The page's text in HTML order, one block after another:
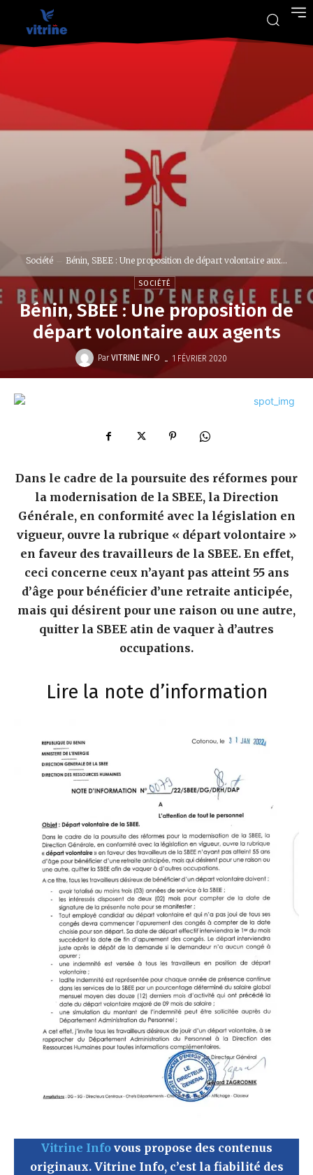
Société Bénin, SBEE : Une proposition de départ volontaire aux...
SOCIÉTÉ
Bénin, SBEE : Une proposition de
départ volontaire aux agents
Par VITRINE INFO - 1 FÉVRIER 2020
Dans le cadre de la poursuite des réformes pour
la modernisation de la SBEE, la Direction
Générale, en conformité avec la législation en
vigueur, ouvre la rubrique « départ volontaire »
en faveur des travailleurs de la SBEE. En effet,
ceci concerne ceux n’ayant pas atteint 55 ans
d’âge pour bénéficier d’une retraite anticipée,
mais qui désirent pour une raison ou une autre,
quitter la SBEE atin de vaquer à d’autres
occupations.
Lire la note d’information
Vitrine Infovous propose des contenus
originaux. Vitrine Info, c’est la fiabilité des